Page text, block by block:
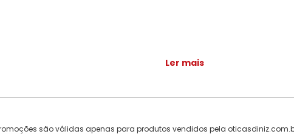
Ler mais
são válidas apenas para produtos vendidos pela